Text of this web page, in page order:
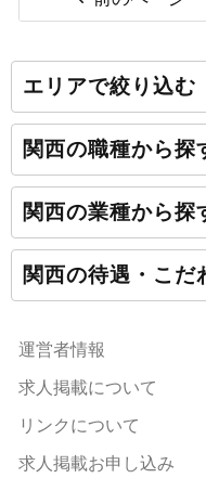
エリアで絞り込む
関西の職種から探
関西の業種から探
関西の待遇・こだ
運営者情報
求人掲載について
リンクについて
求人掲載お申し込み